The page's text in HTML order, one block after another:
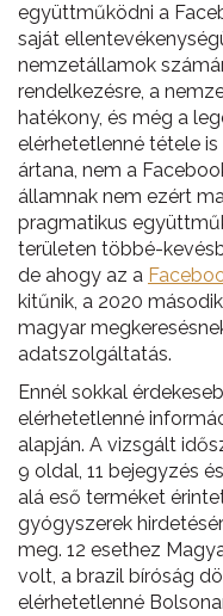
együttműködni a
saját
nemzetállamok
rendelkezésre, a
hatékony, és még a
elérhetetlenné tétele
ártana, nem a
államnak nem ezért
pragmatikus
területen többé-
de ahogy az a
kitűnik, a 2020
magyar
adatszolgáltatás.
Ennél sokkal
elérhetetlenné
alapján. A vizsgált
9 oldal, 11 bejegyzés
alá eső terméket
gyógyszerek
meg. 12 esethez
volt, a brazil bíróság
elérhetetlenné